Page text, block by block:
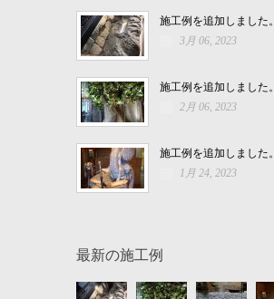
施工例を追加しました。
3月 06, 2023
施工例を追加しました。
2月 06, 2023
施工例を追加しました。
1月 24, 2023
最新の施工例